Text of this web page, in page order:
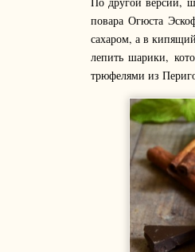
повара Огюста
сахаром, а в
лепить шарики,
трюфелями из